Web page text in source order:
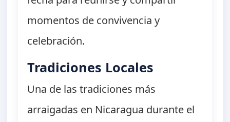
momentos de convivencia y
celebración.
Tradiciones Locales
Una de las tradiciones más
arraigadas en Nicaragua durante el